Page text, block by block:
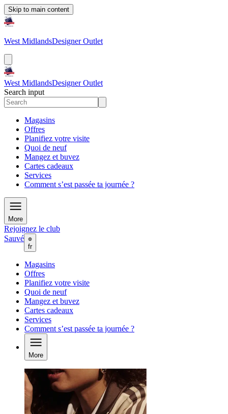
Skip to main content
West MidlandsDesigner Outlet
West MidlandsDesigner Outlet
Search input
Magasins
Offres
Planifiez votre visite
Quoi de neuf
Mangez et buvez
Cartes cadeaux
Services
Comment s’est passée ta journée ?
More
Rejoignez le club
Sauvé
fr
Magasins
Offres
Planifiez votre visite
Quoi de neuf
Mangez et buvez
Cartes cadeaux
Services
Comment s’est passée ta journée ?
More